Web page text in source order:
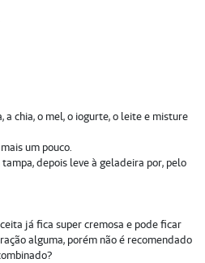
a chia, o mel, o iogurte, o leite e misture
um pouco.
depois leve à geladeira por, pelo
já fica super cremosa e pode ficar
alguma, porém não é recomendado